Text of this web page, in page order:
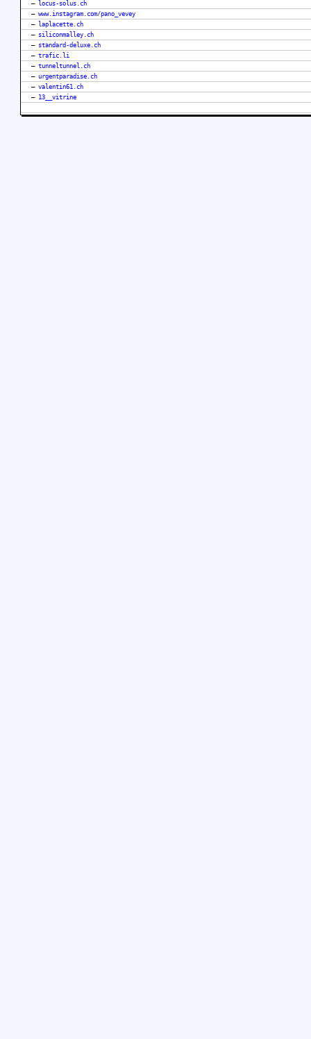
– locus-solus.ch
– www.instagram.com/pano_vevey
– laplacette.ch
– siliconmalley.ch
– standard-deluxe.ch
– trafic.li
– tunneltunnel.ch
– urgentparadise.ch
– valentin61.ch
– 13__vitrine